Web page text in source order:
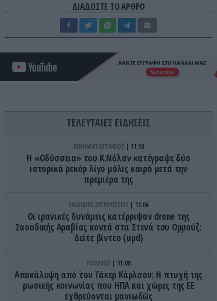
ΔΙΑΔΩΣΤΕ ΤΟ ΑΡΘΡΟ
ΤΕΛΕΥΤΑΙΕΣ ΕΙΔΗΣΕΙΣ
ΚΙΝΗΜΑΤΟΓΡΑΦΟΣ 11:10
Η «Οδύσσεια» του Κ.Νόλαν κατέγραψε δύο
ιστορικά ρεκόρ λίγο μόλις καιρό μετά την
πρεμιέρα της
ΕΝΟΠΛΕΣ ΣΥΓΚΡΟΥΣΕΙΣ 11:04
Οι ιρανικές δυνάμεις κατέρριψαν drone της
Σαουδικής Αραβίας κοντά στα Στενά του Ορμούζ:
Δείτε βίντεο (upd)
ΚΟΣΜΟΣ 11:00
Αποκάλυψη από τον Τάκερ Κάρλσον: Η πτυχή της
ρωσικής κοινωνίας που ΗΠΑ και χώρες της ΕΕ
εχθρεύονται μανιωδώς